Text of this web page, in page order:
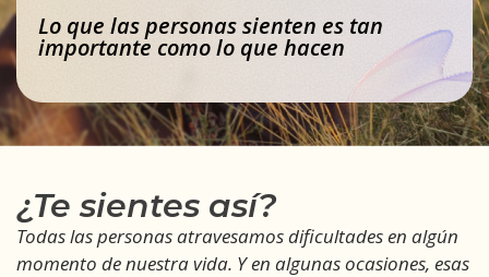
Lo que las personas sienten es tan
importante como lo que hacen
¿Te sientes así?
Todas las personas atravesamos dificultades en algún
momento de nuestra vida. Y en algunas ocasiones, esas